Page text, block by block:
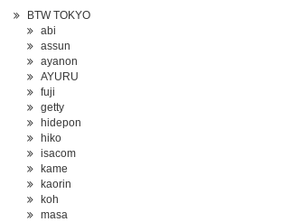
BTW TOKYO
abi
assun
ayanon
AYURU
fuji
getty
hidepon
hiko
isacom
kame
kaorin
koh
masa